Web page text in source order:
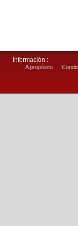
Información :
A propósito